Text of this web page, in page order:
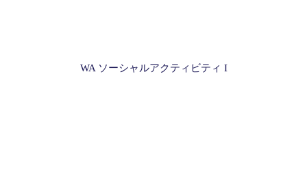
WA ソーシャルアクティビティ I